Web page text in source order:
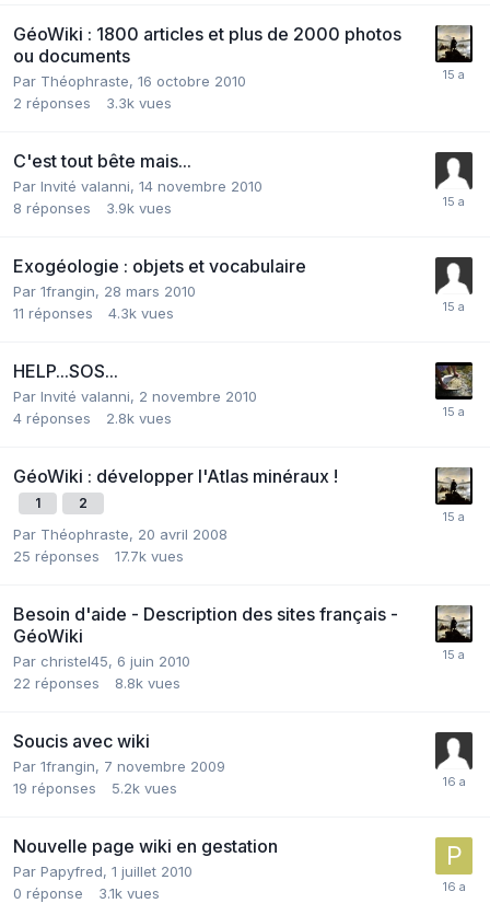
GéoWiki : 1800 articles et plus de 2000 photos
ou documents
Par Théophraste, 16 octobre 2010
2 réponses 3.3k vues
C'est tout bête mais...
Par Invité valanni, 14 novembre 2010
8 réponses 3.9k vues
Exogéologie : objets et vocabulaire
Par 1frangin, 28 mars 2010
11 réponses 4.3k vues
HELP...SOS...
Par Invité valanni, 2 novembre 2010
4 réponses 2.8k vues
GéoWiki : développer l'Atlas minéraux !
1 2
Par Théophraste, 20 avril 2008
25 réponses 17.7k vues
Besoin d'aide - Description des sites français -
GéoWiki
Par christel45, 6 juin 2010
22 réponses 8.8k vues
Soucis avec wiki
Par 1frangin, 7 novembre 2009
19 réponses 5.2k vues
Nouvelle page wiki en gestation
Par Papyfred, 1 juillet 2010
0 réponse 3.1k vues